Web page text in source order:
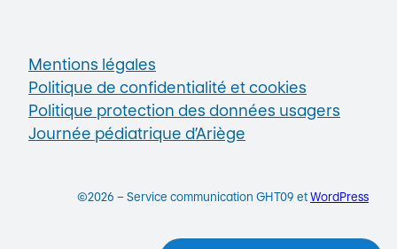
Mentions légales
Politique de confidentialité et cookies
Politique protection des données usagers
Journée pédiatrique d’Ariège
©2026 – Service communication GHT09 et WordPress